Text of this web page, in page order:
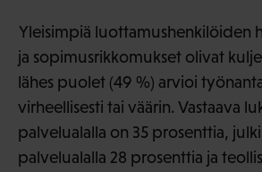
Yleisimpiä luottamushenkilöiden
ja sopimusrikkomukset olivat
lähes puolet (49 %) arvioi
virheellisesti tai väärin. Vastaava
palvelualalla on 35 prosenttia,
palvelualalla 28 prosenttia ja